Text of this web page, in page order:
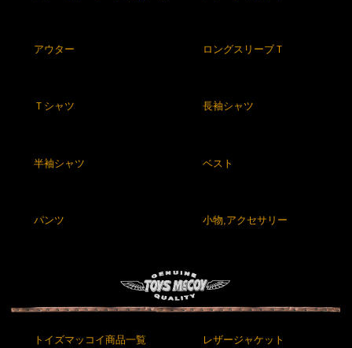
アウター ロングスリーブＴ
Ｔシャツ 長袖シャツ
半袖シャツ ベスト
パンツ 小物,アクセサリー
トイズマッコイ商品一覧 レザージャケット